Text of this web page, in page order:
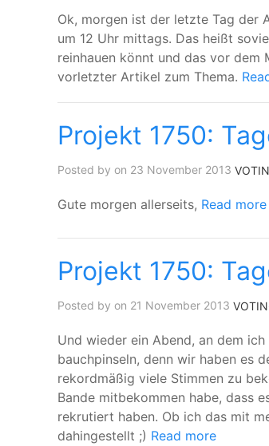
Ok, morgen ist der letzte Tag der
um 12 Uhr mittags. Das heißt
reinhauen könnt und das vor dem
vorletzter Artikel zum Thema.
Projekt 1750:
Posted by on 23 November 2013
Gute morgen allerseits, Read more
Projekt 1750:
Posted by on 21 November 2013
Und wieder ein Abend, an dem
bauchpinseln, denn wir haben es
rekordmäßig viele Stimmen zu
Bande mitbekommen habe, dass
rekrutiert haben. Ob ich das mit
dahingestellt ;) Read more